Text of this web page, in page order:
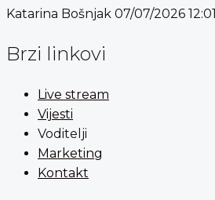
Katarina Bošnjak 07/07/2026 12:01
Brzi linkovi
Live stream
Vijesti
Voditelji
Marketing
Kontakt